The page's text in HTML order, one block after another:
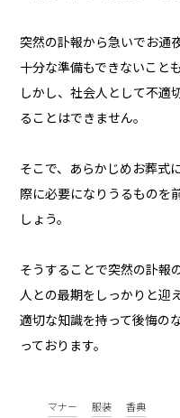
突然の訃報から急いでお通
十分な準備もできないこと
しかし、社会人として不適
ることはできません。
そこで、あらかじめお葬式
際に必要になりうるものを
しょう。
そうすることで突然の訃報
人との最期をしっかりと迎
適切な知識を持って後悔の
っております。
マナー 服装 香典